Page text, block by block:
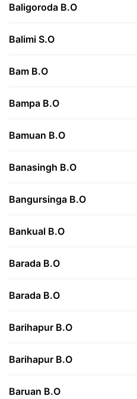
Baligoroda B.O
Balimi S.O
Bam B.O
Bampa B.O
Bamuan B.O
Banasingh B.O
Bangursinga B.O
Bankual B.O
Barada B.O
Barada B.O
Barihapur B.O
Barihapur B.O
Baruan B.O